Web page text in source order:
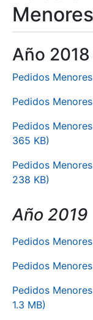
Menores
Año 2018
Pedidos
Pedidos
Pedidos
365 KB)
Pedidos
238 KB)
Año 2019
Pedidos
Pedidos
Pedidos
1.3 MB)